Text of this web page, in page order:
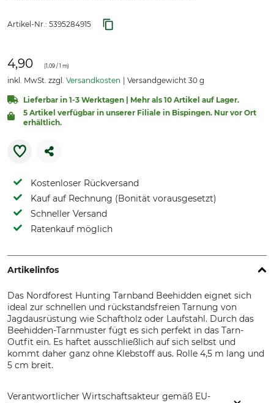
Artikel-Nr.: 5395284915
4,90 (1,09 / 1 m)
inkl. MwSt. zzgl. Versandkosten Versandgewicht 30 g
Lieferbar in 1-3 Werktagen | Mehr als 10 Artikel auf Lager.
5 Artikel verfügbar in unserer Filiale in Bispingen. Nur vor Ort
erhältlich.
Kostenloser Rückversand
Kauf auf Rechnung (Bonität vorausgesetzt)
Schneller Versand
Ratenkauf möglich
Artikelinfos
Das Nordforest Hunting Tarnband Beehidden eignet sich
ideal zur schnellen und rückstandsfreien Tarnung von
Jagdausrüstung wie Schaftholz oder Laufstahl. Durch das
Beehidden-Tarnmuster fügt es sich perfekt in das Tarn-
Outfit ein. Es haftet ausschließlich auf sich selbst und
kommt daher ganz ohne Klebstoff aus. Rolle 4,5 m lang und
5 cm breit.
Verantwortlicher Wirtschaftsakteur gemäß EU-